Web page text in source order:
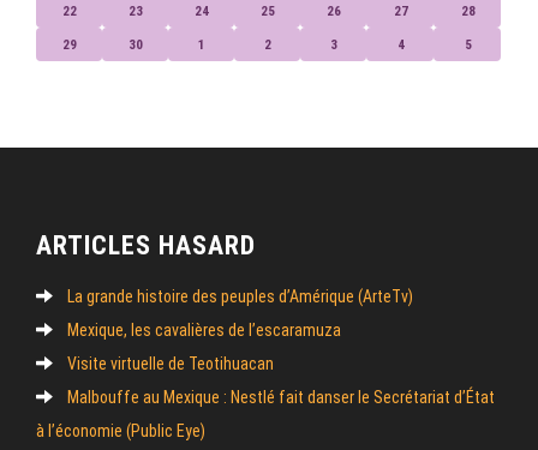
22 23 24 25 26 27 28
29 30 1 2 3 4 5
ARTICLES HASARD
La grande histoire des peuples d’Amérique (ArteTv)
Mexique, les cavalières de l’escaramuza
Visite virtuelle de Teotihuacan
Malbouffe au Mexique : Nestlé fait danser le Secrétariat d’État
à l’économie (Public Eye)